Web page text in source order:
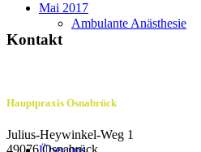
Ambulante Anästhesie
Mai 2017
Kontakt
Hauptpraxis Osnabrück
Julius-Heywinkel-Weg 1
49076 Osnabrück